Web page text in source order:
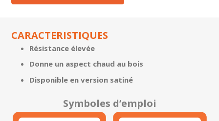
CARACTERISTIQUES
Résistance élevée
Donne un aspect chaud au bois
Disponible en version satiné
Symboles d’emploi